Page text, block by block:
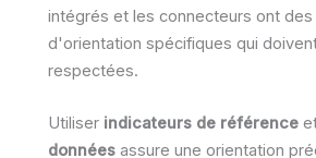
intégrés et les connecteurs ont
d'orientation spécifiques qui
respectées.
Utiliser indicateurs de référence
données assure une orientation